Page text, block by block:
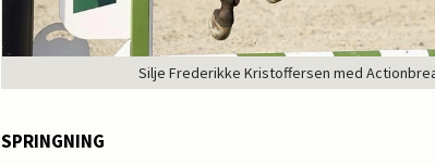
Silje Frederikke Kristoffersen med
SPRINGNING